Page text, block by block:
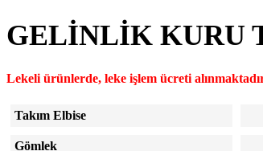
GELINLIK KURU
Lekeli ürünlerde, leke işlem ücreti
Takım Elbise
Gömlek